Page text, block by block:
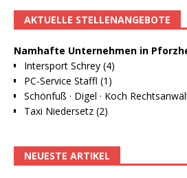
AKTUELLE STELLENANGEBOTE
Namhafte Unternehmen in
Intersport Schrey (4)
PC-Service Staffl (1)
Schönfuß · Digel · Koch
Taxi Niedersetz (2)
NEUESTE ARTIKEL